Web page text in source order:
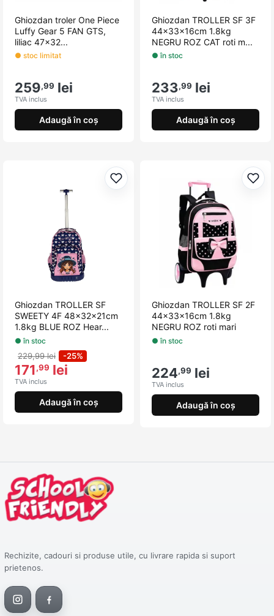
Ghiozdan troler One Piece
Luffy Gear 5 FAN GTS,
liliac 47x32...
● stoc limitat
259,99 lei
TVA inclus
Adaugă în coș
Ghiozdan TROLLER SF 3F
44x33x16cm 1.8kg
NEGRU ROZ CAT roti m...
● în stoc
233,99 lei
TVA inclus
Adaugă în coș
Adaugă la favorite
Ghiozdan TROLLER SF
SWEETY 4F 48x32x21cm
1.8kg BLUE ROZ Hear...
● în stoc
229,99 lei -25%
171,99 lei
TVA inclus
Adaugă în coș
Ghiozdan TROLLER SF 2F
44x33x16cm 1.8kg
NEGRU ROZ roti mari
● în stoc
224,99 lei
TVA inclus
Adaugă în coș
Rechizite, cadouri si produse utile, cu livrare rapida si suport
prietenos.